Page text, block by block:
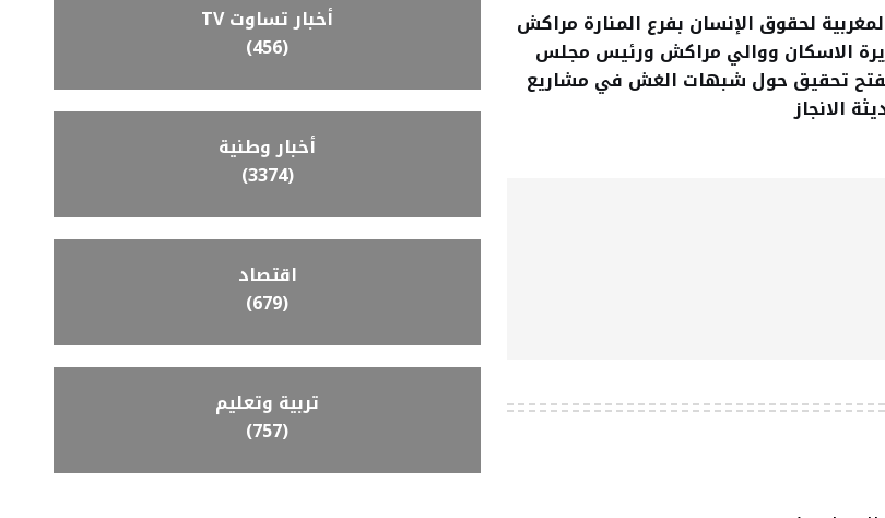
لحقوق الإنسان بفرع المنارة مراكش
الاسكان ووالي مراكش ورئيس مجلس
تحقيق حول شبهات الغش في مشاريع
الانجاز
أخبار تساوت TV
(456)
أخبار وطنية
(3374)
اقتصاد
(679)
تربية وتعليم
(757)